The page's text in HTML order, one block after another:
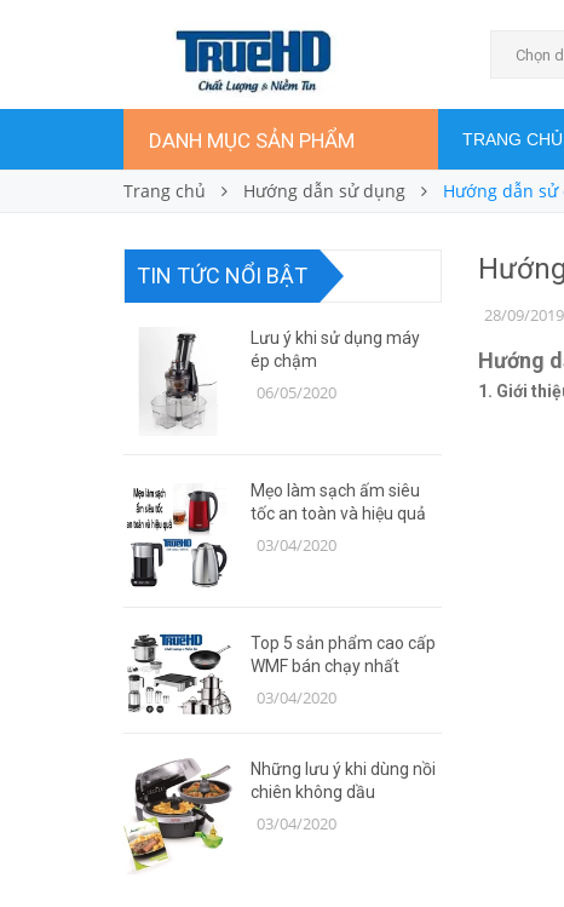
Chọn
DANH MỤC SẢN PHẨM TRANG CHỦ
Trang chủ Hướng dẫn sử dụng Hướng dẫn sử
28/09/2019
Hướng
1. Giới
TIN TỨC NỔI BẬT
Lưu ý khi sử dụng máy
ép chậm
06/05/2020
Mẹo làm sạch ấm siêu
tốc an toàn và hiệu quả
03/04/2020
Top 5 sản phẩm cao cấp
WMF bán chạy nhất
03/04/2020
Những lưu ý khi dùng nồi
chiên không dầu
03/04/2020